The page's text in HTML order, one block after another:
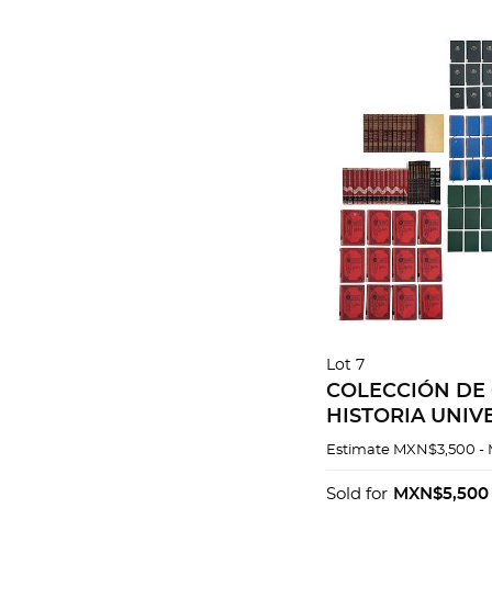
Lot 7
COLECCIÓN DE
HISTORIA
MARCELINO
POETAS LÍRICOS
Estimate MXN$3,500 -
Sold for MXN$5,500